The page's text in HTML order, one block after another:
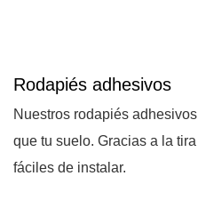
Rodapiés adhesivos
Nuestros rodapiés
que tu suelo. Gracias a la
fáciles de instalar.